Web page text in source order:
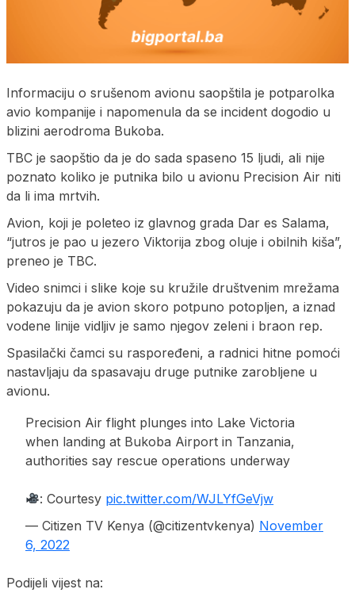
Informaciju o srušenom avionu saopštila je potparolka
avio kompanije i napomenula da se incident dogodio u
blizini aerodroma Bukoba.
TBC je saopštio da je do sada spaseno 15 ljudi, ali nije
poznato koliko je putnika bilo u avionu Precision Air niti
da li ima mrtvih.
Avion, koji je poleteo iz glavnog grada Dar es Salama,
“jutros je pao u jezero Viktorija zbog oluje i obilnih kiša”,
preneo je TBC.
Video snimci i slike koje su kružile društvenim mrežama
pokazuju da je avion skoro potpuno potopljen, a iznad
vodene linije vidljiv je samo njegov zeleni i braon rep.
Spasilački čamci su raspoređeni, a radnici hitne pomoći
nastavljaju da spasavaju druge putnike zarobljene u
avionu.
Precision Air flight plunges into Lake Victoria
when landing at Bukoba Airport in Tanzania,
authorities say rescue operations underway
: Courtesy pic.twitter.com/WJLYfGeVjw
— Citizen TV Kenya (@citizentvkenya) November
6, 2022
Podijeli vijest na: